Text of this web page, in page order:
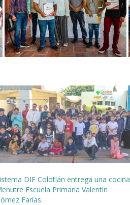
DIF Colotlán entrega una cocina
Escuela Primaria Valentín
Farías